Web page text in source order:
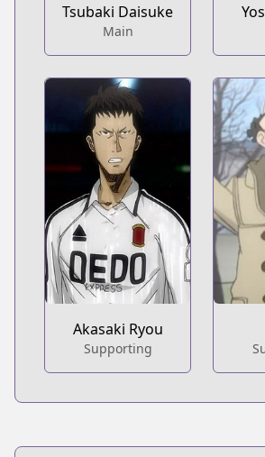
Tsubaki Daisuke
Main
Akasaki Ryou
Supporting